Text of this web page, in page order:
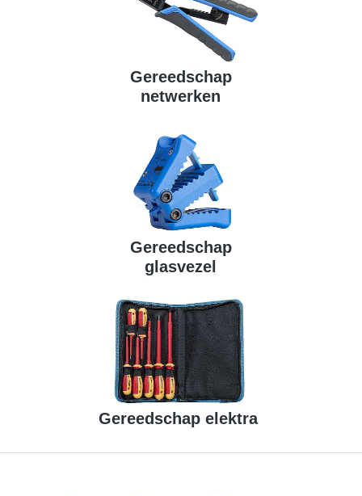
Gereedschap
netwerken
Gereedschap
glasvezel
Gereedschap elektra